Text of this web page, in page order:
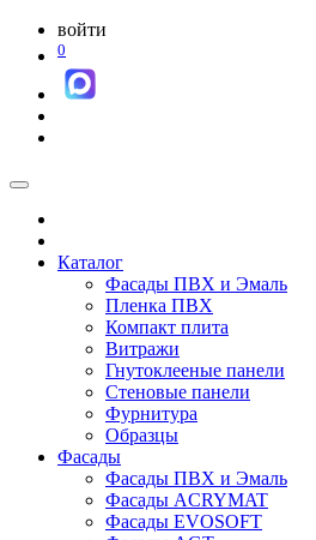
войти
0
Каталог
Фасады ПВХ и Эмаль
Пленка ПВХ
Компакт плита
Витражи
Гнутоклееные панели
Стеновые панели
Фурнитура
Образцы
Фасады
Фасады ПВХ и Эмаль
Фасады ACRYMAT
Фасады EVOSOFT